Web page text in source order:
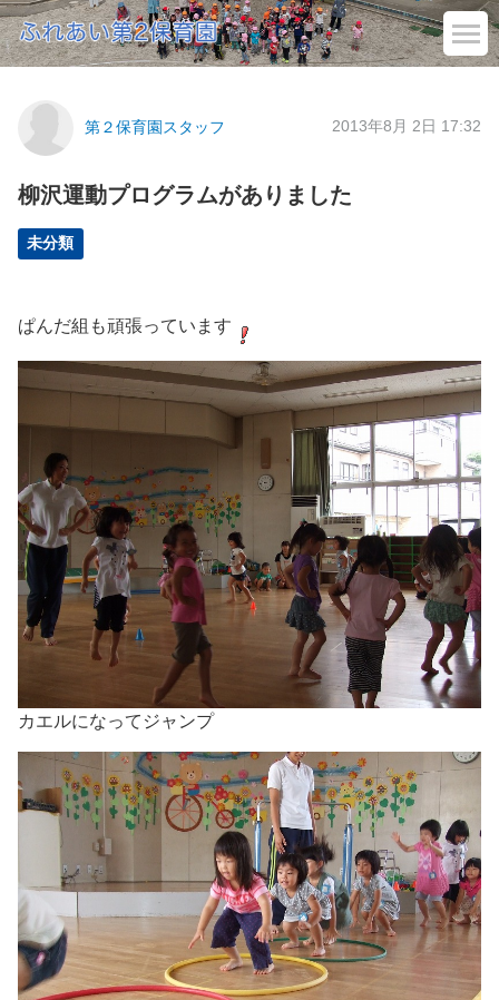
第２保育園スタッフ 2013年8月 2日 17:32
柳沢運動プログラムがありました
未分類
ぱんだ組も頑張っています
カエルになってジャンプ